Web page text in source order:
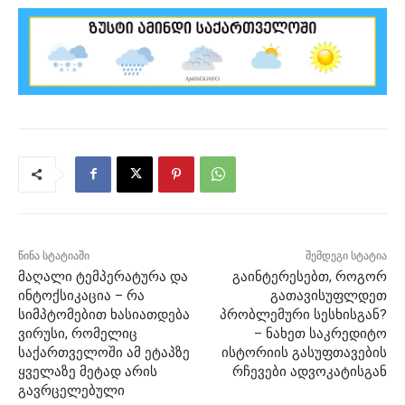
წინა სტატიაში
მაღალი ტემპერატურა და
ინტოქსიკაცია – რა
სიმპტომებით ხასიათდება
ვირუსი, რომელიც
საქართველოში ამ ეტაპზე
ყველაზე მეტად არის
გავრცელებული
შემდეგი სტატია
გაინტერესებთ, როგორ
გათავისუფლდეთ
პრობლემური სესხისგან?
– ნახეთ საკრედიტო
ისტორიის გასუფთავების
რჩევები ადვოკატისგან